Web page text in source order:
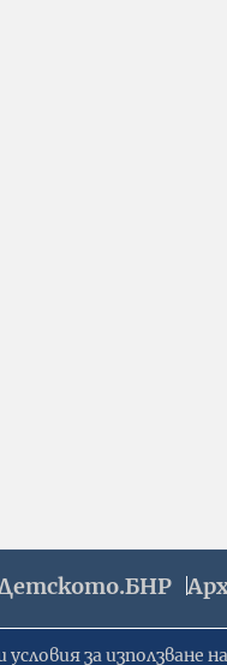
за използване